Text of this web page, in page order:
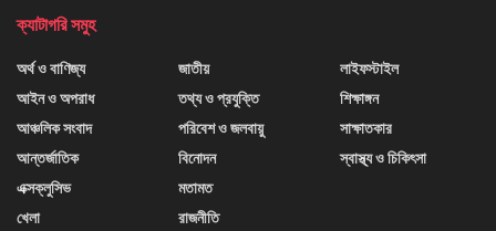
ক্যাটাগরি সমুহ
অর্থ ও বাণিজ্য
আইন ও অপরাধ
আঞ্চলিক সংবাদ
আন্তর্জাতিক
এক্সক্লুসিভ
খেলা
জাতীয়
তথ্য ও প্রযুক্তি
পরিবেশ ও জলবায়ু
বিনোদন
মতামত
রাজনীতি
লাইফস্টাইল
শিক্ষাঙ্গন
সাক্ষাতকার
স্বাস্থ্য ও চিকিৎসা